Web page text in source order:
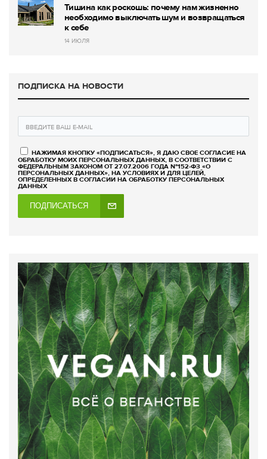
Тишина как роскошь: почему нам жизненно
необходимо выключать шум и возвращаться
к себе
14 ИЮЛЯ
ПОДПИСКА НА НОВОСТИ
НАЖИМАЯ КНОПКУ «ПОДПИСАТЬСЯ», Я ДАЮ СВОЕ СОГЛАСИЕ НА
ОБРАБОТКУ МОИХ ПЕРСОНАЛЬНЫХ ДАННЫХ, В СООТВЕТСТВИИ С
ФЕДЕРАЛЬНЫМ ЗАКОНОМ ОТ 27.07.2006 ГОДА №152-ФЗ «О
ПЕРСОНАЛЬНЫХ ДАННЫХ», НА УСЛОВИЯХ И ДЛЯ ЦЕЛЕЙ,
ОПРЕДЕЛЕННЫХ В СОГЛАСИИ НА ОБРАБОТКУ ПЕРСОНАЛЬНЫХ
ДАННЫХ
ПОДПИСАТЬСЯ